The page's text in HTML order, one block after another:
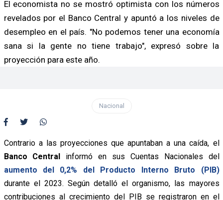
El economista no se mostró optimista con los números
revelados por el Banco Central y apuntó a los niveles de
desempleo en el país. "No podemos tener una economía
sana si la gente no tiene trabajo", expresó sobre la
proyección para este año.
Nacional
Contrario a las proyecciones que apuntaban a una caída, el
Banco Central informó en sus Cuentas Nacionales del
aumento del 0,2% del Producto Interno Bruto (PIB)
durante el 2023. Según detalló el organismo, las mayores
contribuciones al crecimiento del PIB se registraron en el